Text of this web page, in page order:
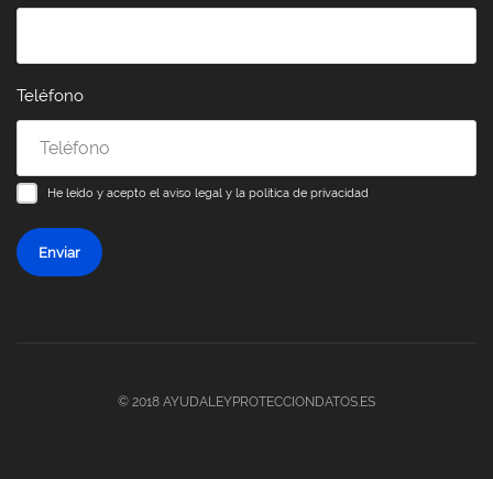
Teléfono
He leído y acepto el aviso legal y la política de privacidad
Enviar
© 2018 AYUDALEYPROTECCIONDATOS.ES